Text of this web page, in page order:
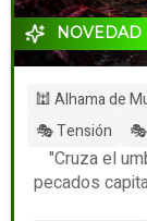
NOVEDAD
🕍 Alhama de
🎭 Tensión
"Cruza el
pecados